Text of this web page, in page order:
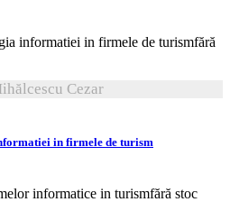
fără
Cezar
in firmele de turism
fără stoc